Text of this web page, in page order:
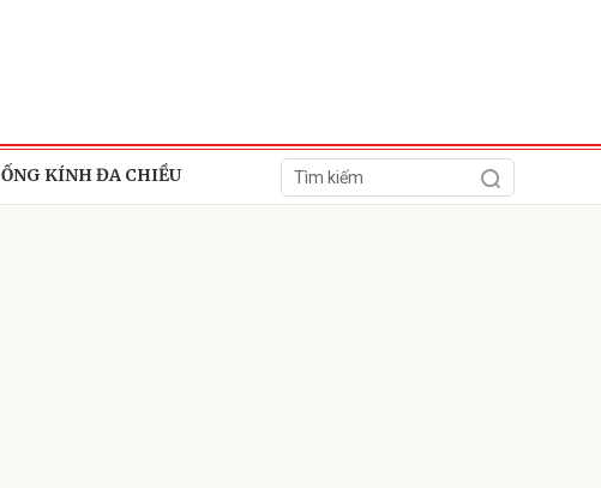
ỐNG KÍNH ĐA CHIỀU